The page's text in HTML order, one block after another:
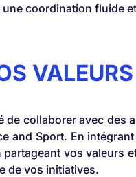
coordination fluide
VALEURS
collaborer avec des
and Sport. En
vos valeurs
de vos initiatives.